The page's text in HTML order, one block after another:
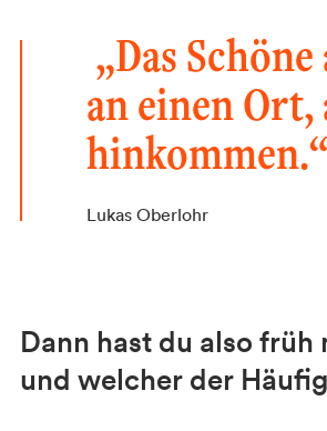
„Das
an einen
hinkommen.“
Lukas Oberlohr
Dann hast du also
und welcher der